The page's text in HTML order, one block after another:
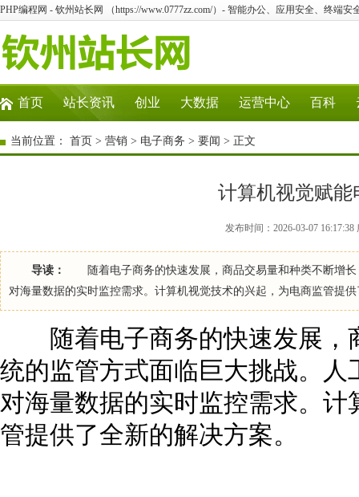
PHP编程网 - 钦州站长网 （https://www.0777zz.com/）- 智能办公、应用安全、终端
首页 站长资讯 创业 大数据 运营中心 百科
当前位置： 首页 > 营销 > 电子商务 > 要闻 > 正文
计算机视觉赋
发布时间：2026-03-07
导读：
随着电子商务的快速发展，商品交易量和种类不断增长
对海量数据的实时监控需求。计算机视觉技术的兴起，为电商监管
随着电子商务的快速发展，
统的监管方式面临巨大挑战。
对海量数据的实时监控需求。
管提供了全新的解决方案。